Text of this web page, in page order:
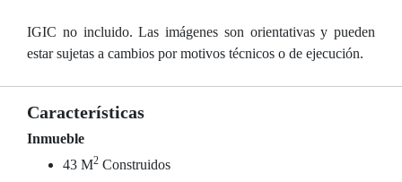
IGIC no incluido. Las imágenes son orientativas y pueden
estar sujetas a cambios por motivos técnicos o de ejecución.
Características
Inmueble
43 M2 Construidos